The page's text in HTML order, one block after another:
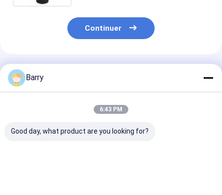
Continuer
Produits Recommandés
Barry
6:43 PM
Good day, what product are you looking for?